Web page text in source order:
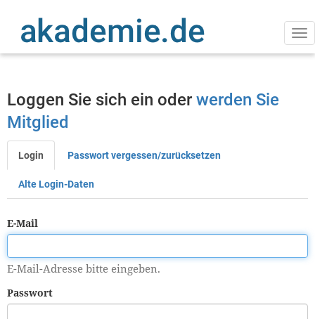
Inhalt
Loggen Sie sich ein oder werden Sie
Mitglied
Primäre
Reiter
Login Passwort vergessen/zurücksetzen
Alte Login-Daten
E-Mail
E-Mail-Adresse bitte eingeben.
Passwort